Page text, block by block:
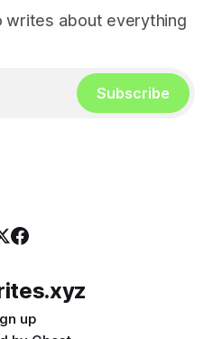
writes about everything
Subscribe
up